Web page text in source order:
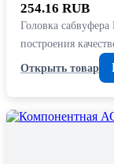
254.16 RUB
Головка
построения
Открыть товар